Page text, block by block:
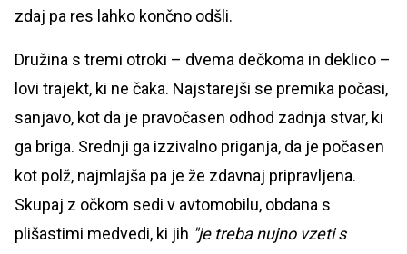
zdaj pa res lahko končno odšli.
Družina s tremi otroki – dvema dečkoma in deklico –
lovi trajekt, ki ne čaka. Najstarejši se premika počasi,
sanjavo, kot da je pravočasen odhod zadnja stvar, ki
ga briga. Srednji ga izzivalno priganja, da je počasen
kot polž, najmlajša pa je že zdavnaj pripravljena.
Skupaj z očkom sedi v avtomobilu, obdana s
plišastimi medvedi, ki jih "je treba nujno vzeti s